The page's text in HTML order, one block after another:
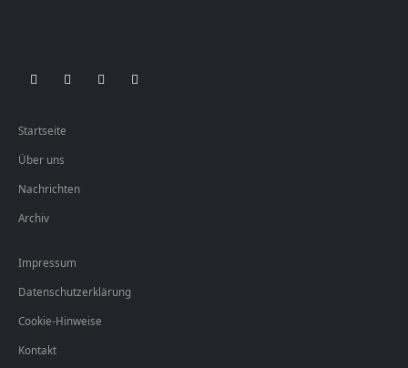
Startseite
Über uns
Nachrichten
Archiv
Impressum
Datenschutzerklärung
Cookie-Hinweise
Kontakt